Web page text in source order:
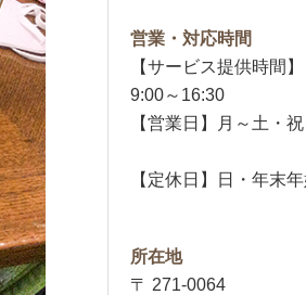
営業・対応時間
【サービス提供時間】
9:00～16:30
【営業日】月～土・祝
【定休日】日・年末
所在地
〒 271-0064